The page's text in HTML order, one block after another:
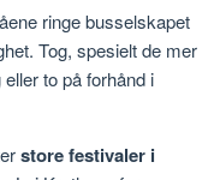
ringe busselskapet
Tog, spesielt de mer
to på forhånd i
store festivaler i